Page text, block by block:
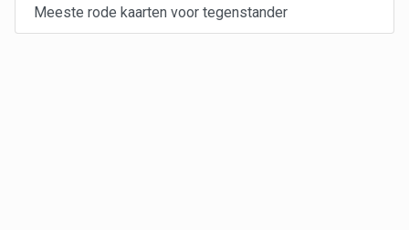
Meeste rode kaarten voor tegenstander